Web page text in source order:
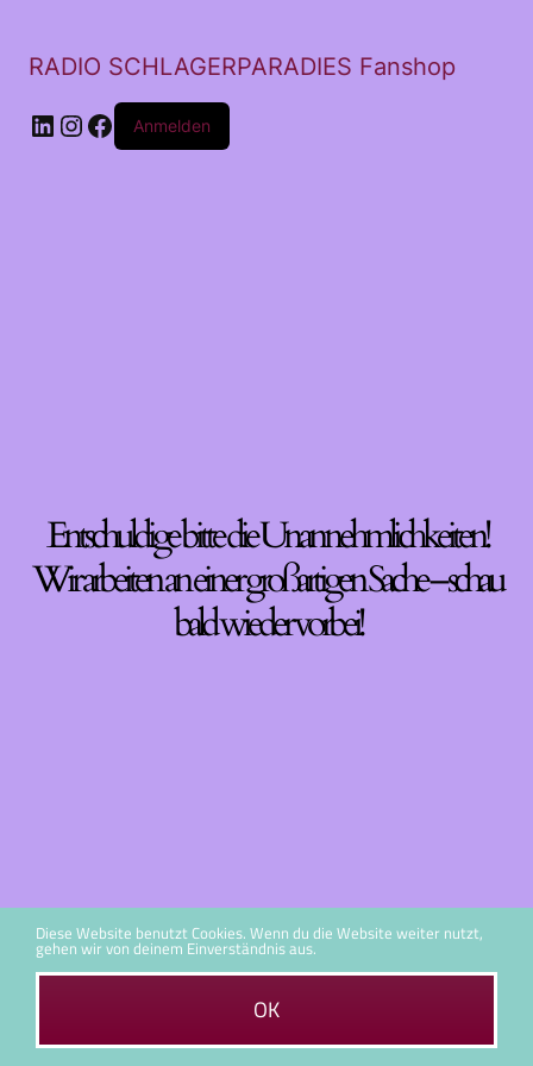
RADIO SCHLAGERPARADIES Fanshop
LinkedIn
Instagram
Facebook
Anmelden
Entschuldige bitte die Unannehmlichkeiten!
Wir arbeiten an einer großartigen Sache – schau
bald wieder vorbei!
Diese Website benutzt Cookies. Wenn du die Website weiter nutzt,
gehen wir von deinem Einverständnis aus.
OK